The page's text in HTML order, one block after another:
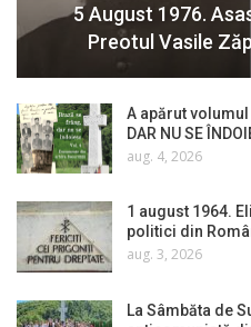
5 August 1976.
Preotul Vasile
A apărut volumul
DAR NU SE
aug. 4, 2026
1 august 1964.
politici din
aug. 3, 2026
La Sâmbăta de